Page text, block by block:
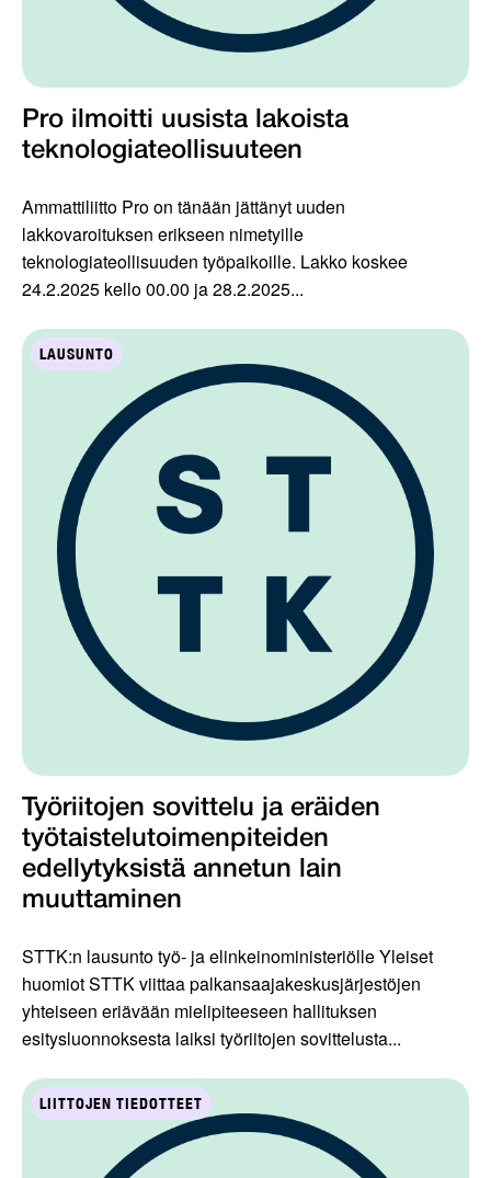
Pro ilmoitti uusista lakoista
teknologiateollisuuteen
Ammattiliitto Pro on tänään jättänyt uuden
lakkovaroituksen erikseen nimetyille
teknologiateollisuuden työpaikoille. Lakko koskee
24.2.2025 kello 00.00 ja 28.2.2025...
LAUSUNTO
Työriitojen sovittelu ja eräiden
työtaistelutoimenpiteiden
edellytyksistä annetun lain
muuttaminen
STTK:n lausunto työ- ja elinkeinoministeriölle Yleiset
huomiot STTK viittaa palkansaajakeskusjärjestöjen
yhteiseen eriävään mielipiteeseen hallituksen
esitysluonnoksesta laiksi työriitojen sovittelusta...
LIITTOJEN TIEDOTTEET